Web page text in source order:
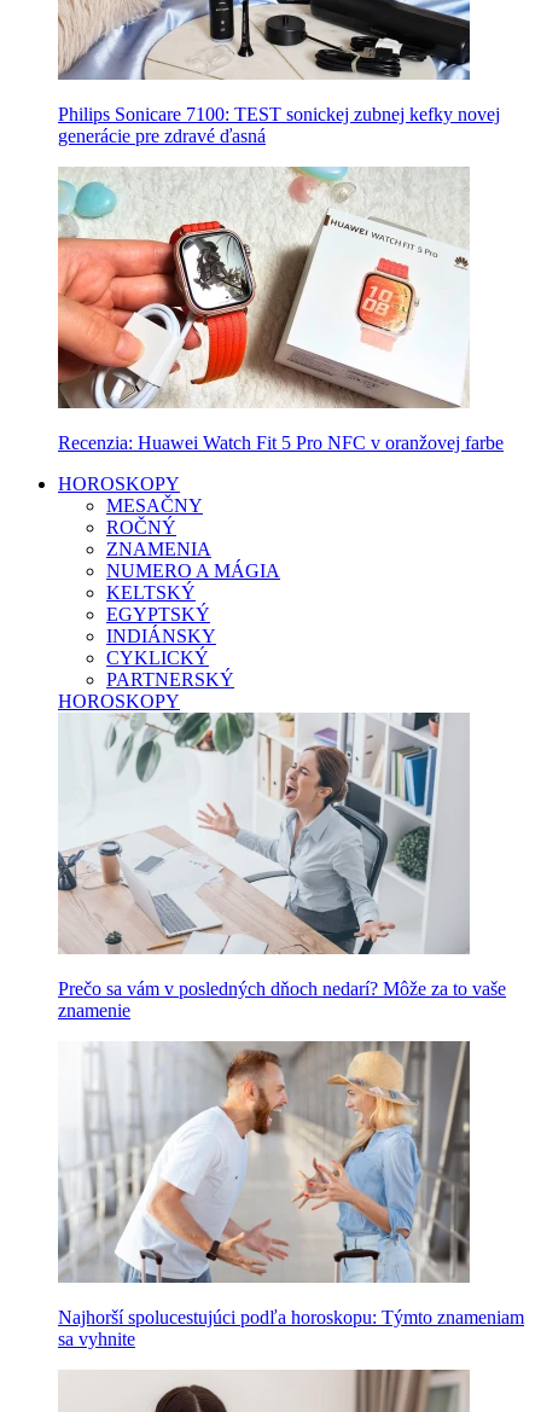
Philips Sonicare 7100: TEST sonickej zubnej kefky novej
generácie pre zdravé ďasná
Recenzia: Huawei Watch Fit 5 Pro NFC v oranžovej farbe
HOROSKOPY
MESAČNY
ROČNÝ
ZNAMENIA
NUMERO A MÁGIA
KELTSKÝ
EGYPTSKÝ
INDIÁNSKY
CYKLICKÝ
PARTNERSKÝ
HOROSKOPY
Prečo sa vám v posledných dňoch nedarí? Môže za to vaše
znamenie
Najhorší spolucestujúci podľa horoskopu: Týmto znameniam
sa vyhnite